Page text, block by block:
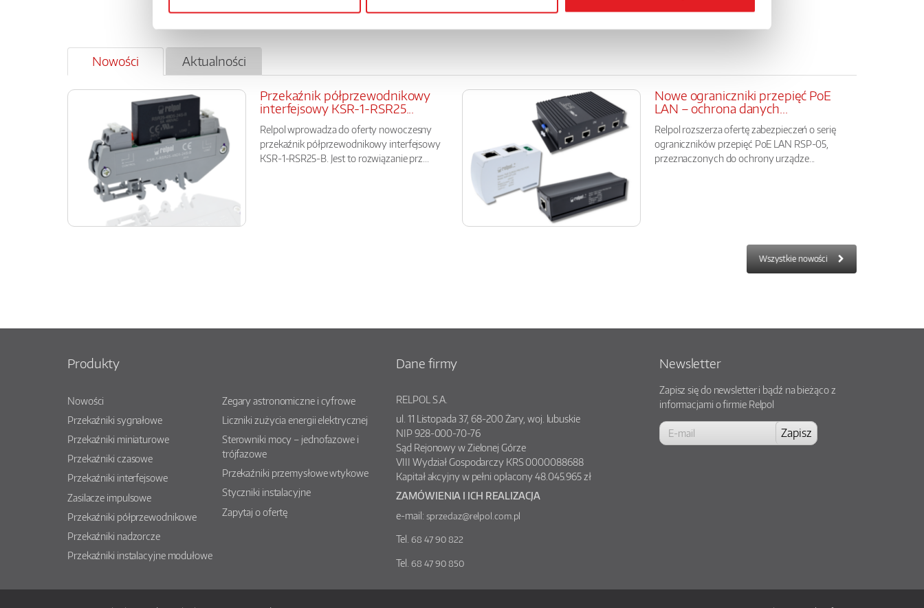
Nowości Aktualności
Przekaźnik półprzewodnikowy
interfejsowy KSR-1-RSR25...
Relpol wprowadza do oferty nowoczesny
przekaźnik półprzewodnikowy interfejsowy
KSR-1-RSR25-B. Jest to rozwiązanie prz...
Nowe ograniczniki przepięć PoE
LAN – ochrona danych...
Relpol rozszerza ofertę zabezpieczeń o serię
ograniczników przepięć PoE LAN RSP-05,
przeznaczonych do ochrony urządze...
Wszystkie nowości
Produkty
Nowości
Przekaźniki sygnałowe
Przekaźniki miniaturowe
Przekaźniki czasowe
Przekaźniki interfejsowe
Zasilacze impulsowe
Przekaźniki półprzewodnikowe
Przekaźniki nadzorcze
Przekaźniki instalacyjne modułowe
Zegary astronomiczne i cyfrowe
Liczniki zużycia energii elektrycznej
Sterowniki mocy – jednofazowe i
trójfazowe
Przekaźniki przemysłowe wtykowe
Styczniki instalacyjne
Zapytaj o ofertę
Dane firmy
RELPOL S.A.
ul. 11 Listopada 37,68-200Żary, woj. lubuskie
NIP 928-000-70-76
Sąd Rejonowy w Zielonej Górze
VIII Wydział Gospodarczy KRS 0000088688
Kapitał akcyjny w pełni opłacony 48.045.965 zł
ZAMÓWIENIA I ICH REALIZACJA
e-mail: sprzedaz@relpol.com.pl
Tel. 68 47 90 822
Tel. 68 47 90 850
Newsletter
Zapisz się do newsletter i bądź na bieżąco z
informacjami o firmie Relpol